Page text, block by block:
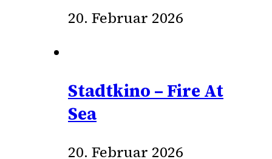
20. Februar 2026
Stadtkino – Fire At
Sea
20. Februar 2026